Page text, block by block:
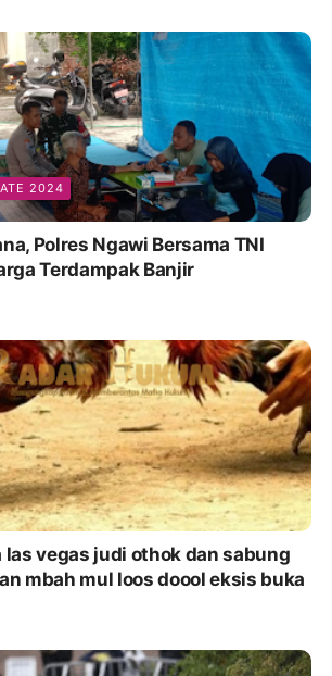
2024
Polres Ngawi Bersama TNI
Terdampak Banjir
las vegas judi othok dan sabung
mbah mul loos doool eksis buka